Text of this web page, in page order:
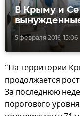
5 февраля 2016, 15:06
В Крыму и
"На территории
продолжается
За последнюю
порогового